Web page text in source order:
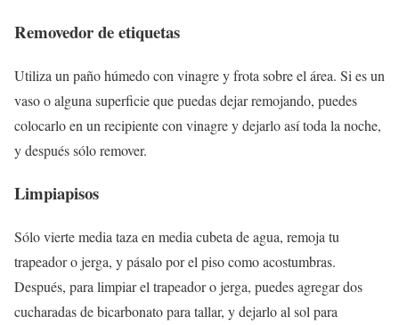
Removedor de etiquetas
Utiliza un paño húmedo con vinagre y frota sobre el área. Si es un
vaso o alguna superficie que puedas dejar remojando, puedes
colocarlo en un recipiente con vinagre y dejarlo así toda la noche,
y después sólo remover.
Limpiapisos
Sólo vierte media taza en media cubeta de agua, remoja tu
trapeador o jerga, y pásalo por el piso como acostumbras.
Después, para limpiar el trapeador o jerga, puedes agregar dos
cucharadas de bicarbonato para tallar, y dejarlo al sol para